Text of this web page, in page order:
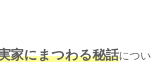
家にまつわる秘話につい